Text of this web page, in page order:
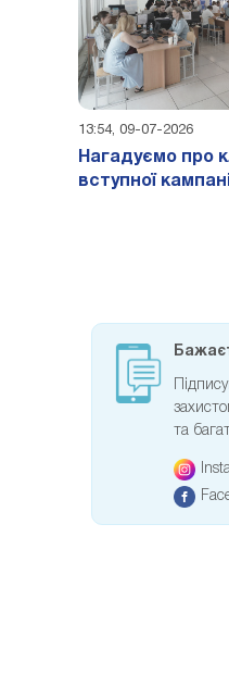
13:54, 09-07-2026
Нагадуємо про
вступної
та